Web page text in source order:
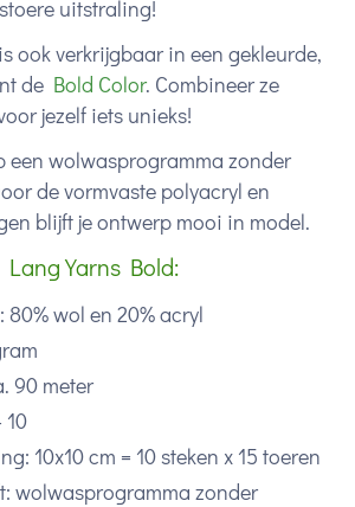
uitstraling!
ook verkrijgbaar in een gekleurde,
de Bold Color. Combineer ze
jezelf iets unieks!
een wolwasprogramma zonder
de vormvaste polyacryl en
blijft je ontwerp mooi in model.
Yarns Bold:
wol en 20% acryl
90 meter
10
10x10 cm = 10 steken x 15 toeren
wolwasprogramma zonder